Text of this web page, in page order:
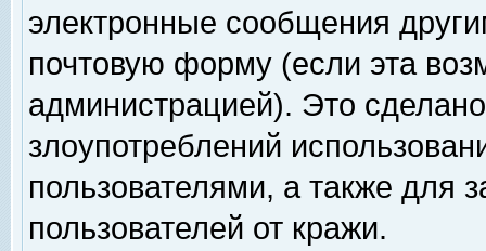
электронные сообщения
почтовую форму (если эта
администрацией). Это
злоупотреблений
пользователями, а также для
пользователей от кражи.